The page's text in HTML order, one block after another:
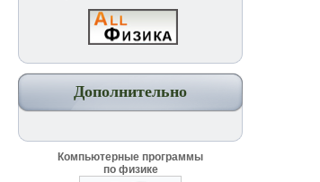
Дополнительно
Компьютерные программы
по физике